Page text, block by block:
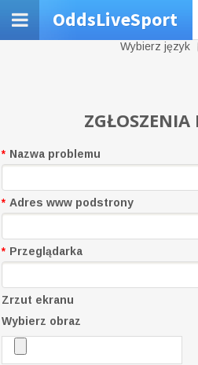
OddsLiveSport
Wybierz język
ZGŁOSZENIA
* Nazwa problemu
* Adres www podstrony
* Przeglądarka
Zrzut ekranu
Wybierz obraz